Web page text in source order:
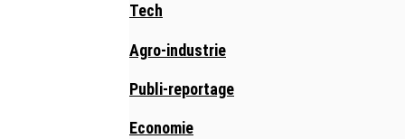
Tech
Agro-industrie
Publi-reportage
Economie